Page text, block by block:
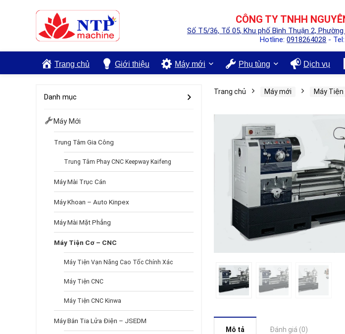
CÔNG TY TNHH
Số T5/36, Tổ 05, Khu phố Bình Thuận 2,
Hotline:0918264028 -
Trang chủ Giới thiệu Máy mới Phụ tùng Dịch vụ
Trang chủ Máy mới Máy Tiện
Mô tả Đánh giá (0)
Danh mục
Máy Mới
Trung Tâm Gia Công
Trung Tâm Phay CNC Keepway Kaifeng
Máy Mài Trục Cán
Máy Khoan – Auto Kinpex
Máy Mài Mặt Phẳng
Máy Tiện Cơ – CNC
Máy Tiện Vạn Năng Cao Tốc Chính Xác
Máy Tiện CNC
Máy Tiện CNC Kinwa
Máy Bắn Tia Lửa Điện – JSEDM